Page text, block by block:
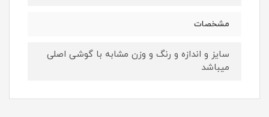
مشخصات
سایز و اندازه و رنگ و وزن مشابه با گوشی اصلی
میباشد